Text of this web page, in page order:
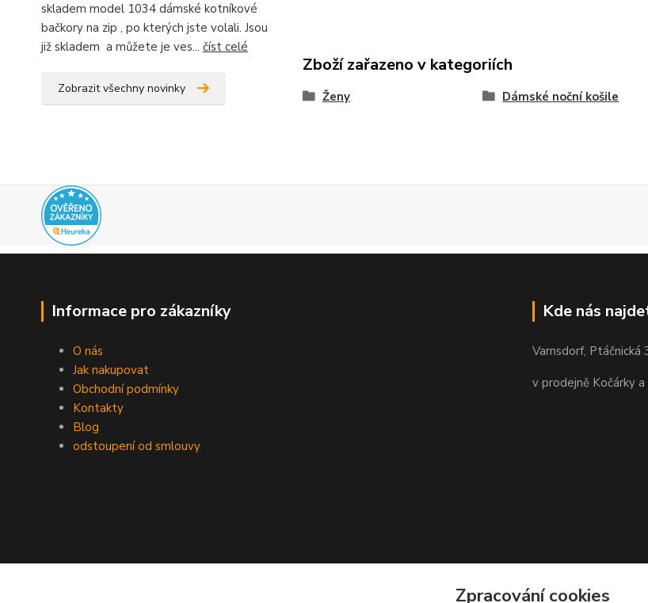
skladem model 1034 dámské kotníkové
bačkory na zip , po kterých jste volali. Jsou
již skladem a můžete je ves... číst celé
Zobrazit všechny novinky
Zboží zařazeno v kategoriích
Ženy Dámské noční košile
Informace pro zákazníky
O nás
Jak nakupovat
Obchodní podmínky
Kontakty
Blog
odstoupení od smlouvy
Kde nás
Varnsdorf, Ptáčnická
v prodejně Kočárky
Zpracování cookies